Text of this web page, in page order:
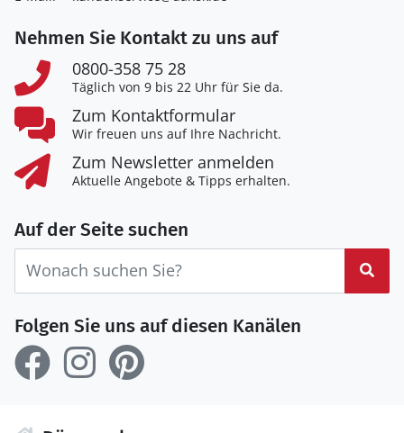
Nehmen Sie Kontakt zu uns auf
0800-358 75 28
Täglich von 9 bis 22 Uhr für Sie da.
Zum Kontaktformular
Wir freuen uns auf Ihre Nachricht.
Zum Newsletter anmelden
Aktuelle Angebote & Tipps erhalten.
Auf der Seite suchen
Folgen Sie uns auf diesen Kanälen